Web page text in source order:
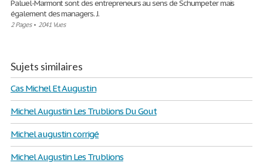
Paluel-Marmont sont des entrepreneurs au sens de Schumpeter mais
également des managers. J.
2 Pages• 2041 Vues
Sujets similaires
Cas Michel Et Augustin
Michel Augustin Les Trublions Du Gout
Michel augustin corrigé
Michel Augustin Les Trublions